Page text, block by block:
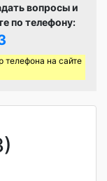
вопросы и
по телефону:
на сайте